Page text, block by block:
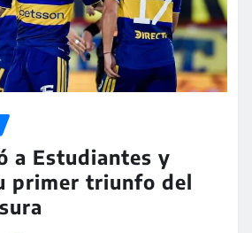
a Estudiantes y
primer triunfo del